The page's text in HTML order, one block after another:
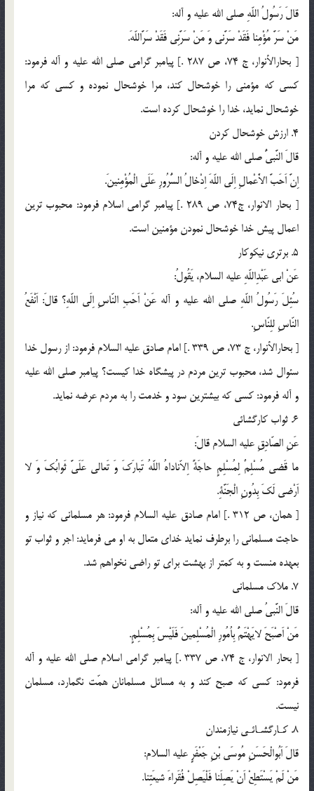
قالَ رَسُولُ اللّهِ صلي الله عليه و آله:
مَنْ سَرَّ مُؤْمِنا فَقَدْ سَرَّنى وَ مَنْ سَرَّنِى فَقَدْ سَرَّاللّهَ.
[ بحارالأنوار، ج 74، ص 287 .] پيامبر گرامى صلى الله عليه و آله فرمود:
كسى كه مؤمنى را خوشحال كند، مرا خوشحال نموده و كسى كه مرا
خوشحال نمايد، خدا را خوشحال كرده است.
4. ارزش خوشحال كردن
قالَ النَّبىُّ صلي الله عليه و آله:
اِنَّ اَحَبَّ الاَْعْمالِ اِلَى اللّهَ اِدْخالُ السُّرُورِ عَلَى الْمُؤْمِنينَ.
[ بحار الانوار، ج74، ص 289 .] پيامبر گرامى اسلام فرمود: محبوب ترين
اعمال پيش خدا خوشحال نمودن مؤمنين است.
5. برترى نيكوكار
عَنْ ابى عَبْدِاللّهِ عليه السلام، يَقُولُ:
سُئِلَ رَسُولُ اللّهِ صلي الله عليه و آله عَنْ اَحَبِ النّاسِ اِلَى اللّهِ؟ قالَ: اَنْفَعُ
النّاسِ للِنّاسِ.
[ بحارالأنوار، ج 73، ص 339 .] امام صادق عليه السلام فرمود: از رسول خدا
سئوال شد، محبوب ترين مردم در پيشگاه خدا كيست؟ پيامبر صلي الله عليه
و آله فرمود: كسى كه بيشترين سود و خدمت را به مردم عرضه نمايد.
6. ثواب كارگشائى
عَنِ الصّادِقِ عليه السلام قالَ:
ما قَضى مُسْلِمٌ لِمُسْلِمٍ حاجَةً اِلاّناداهُ اللّهُ تَبارَكَ وَ تَعالى عَلَىَّ ثَوابُكَ وَ لا
اَرْضى لَكَ بِدُونِ الْجَنَّةِ.
[ همان، ص 312 .] امام صادق عليه السلام فرمود: هر مسلمانى كه نياز و
حاجت مسلمانى را برطرف نمايد خداى متعال به او مى فرمايد: اجر و ثواب تو
بعهده منست و به كمتر از بهشت براى تو راضى نخواهم شد.
7. ملاك مسلمانى
قالَ النَّبىُ صلي الله عليه و آله:
مَنْ اَصْبَحَ لايَهْتَمُّ بِاُمُورِ الْمُسْلِمينَ فَلَيْسَ بِمُسْلِمٍ.
[ بحار الانوار، ج 74، ص 337 .] پيامبر گرامى اسلام صلى الله عليه و آله
فرمود: كسى كه صبح كند و به مسائل مسلمانان همّت نگمارد، مسلمان
نيست.
8. كـارگشـائـى نيازمندان
قالَ اَبُوالْحَسَنِ مُوسَى بْنِ جَعْفَرٍ عليه السلام:
مَنْ لَمْ يَسْتَطِعْ اَنْ يَصِلَنا فَلْيَصِلْ فُقَراءَ شيعَتِنا.